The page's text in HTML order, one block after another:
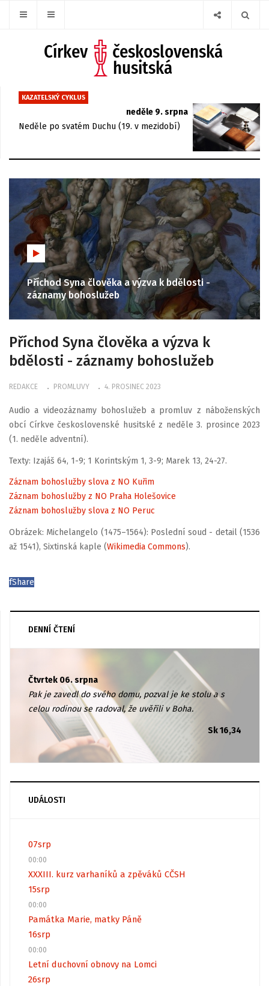
KAZATELSKÝ CYKLUS
neděle 9. srpna
Neděle po svatém Duchu (19. v mezidobí)
Příchod Syna člověka a výzva k bdělosti -
záznamy bohoslužeb
Příchod Syna člověka a výzva k
bdělosti - záznamy bohoslužeb
REDAKCE PROMLUVY 4. PROSINEC 2023
Audio a videozáznamy bohoslužeb a promluv z náboženských
obcí Církve československé husitské z neděle 3. prosince 2023
(1. neděle adventní).
Texty: Izajáš 64, 1-9; 1 Korintským 1, 3-9; Marek 13, 24-27.
Záznam bohoslužby slova z NO Kuřim
Záznam bohoslužby z NO Praha Holešovice
Záznam bohoslužby slova z NO Peruc
Obrázek: Michelangelo (1475–1564): Poslední soud - detail (1536
až 1541), Sixtinská kaple (Wikimedia Commons).
fShare
DENNÍ ČTENÍ
Čtvrtek 06. srpna
Pak je zavedl do svého domu, pozval je ke stolu a s
celou rodinou se radoval, že uvěřili v Boha.
Sk 16,34
UDÁLOSTI
07srp
00:00
XXXIII. kurz varhaníků a zpěváků CČSH
15srp
00:00
Památka Marie, matky Páně
16srp
00:00
Letní duchovní obnovy na Lomci
26srp